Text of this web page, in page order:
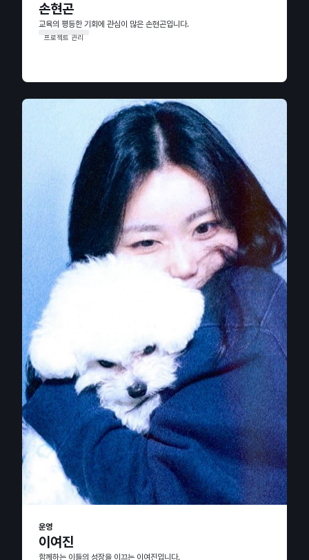
손현곤
교육의 평등한 기회에 관심이 많은 손현곤입니다.
프로젝트 관리
운영
이여진
함께하는 이들의 성장을 이끄는 이여진입니다.